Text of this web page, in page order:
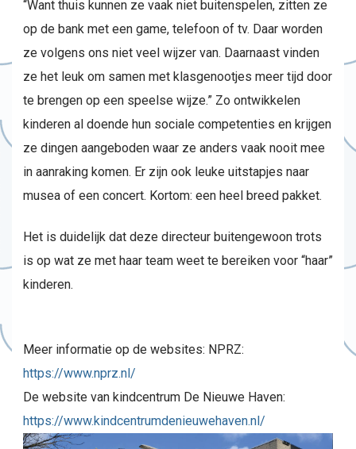
“Want thuis kunnen ze vaak niet buitenspelen, zitten ze
op de bank met een game, telefoon of tv. Daar worden
ze volgens ons niet veel wijzer van. Daarnaast vinden
ze het leuk om samen met klasgenootjes meer tijd door
te brengen op een speelse wijze.” Zo ontwikkelen
kinderen al doende hun sociale competenties en krijgen
ze dingen aangeboden waar ze anders vaak nooit mee
in aanraking komen. Er zijn ook leuke uitstapjes naar
musea of een concert. Kortom: een heel breed pakket.
Het is duidelijk dat deze directeur buitengewoon trots
is op wat ze met haar team weet te bereiken voor “haar”
kinderen.
Meer informatie op de websites: NPRZ:
https://www.nprz.nl/
De website van kindcentrum De Nieuwe Haven:
https://www.kindcentrumdenieuwehaven.nl/